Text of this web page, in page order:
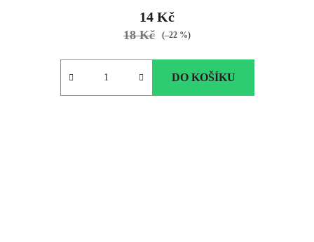
14 Kč
18 Kč (–22 %)
DO KOŠÍKU